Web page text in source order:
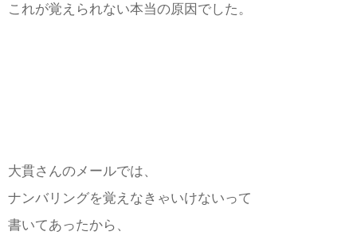
これが覚えられない本当の原因でした。
大貫さんのメールでは、
ナンバリングを覚えなきゃいけないって
書いてあったから、